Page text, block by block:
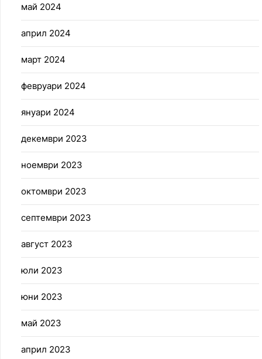
май 2024
април 2024
март 2024
февруари 2024
януари 2024
декември 2023
ноември 2023
октомври 2023
септември 2023
август 2023
юли 2023
юни 2023
май 2023
април 2023